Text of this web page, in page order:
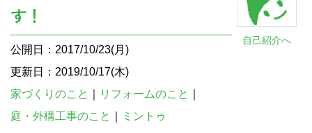
自己紹介へ
す！
公開日：2017/10/23(月)
更新日：2019/10/17(木)
家づくりのこと
リフォームのこと
庭・外構工事のこと
ミントゥ